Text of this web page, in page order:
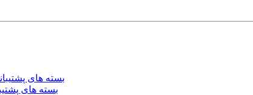
بسته های
بسته های